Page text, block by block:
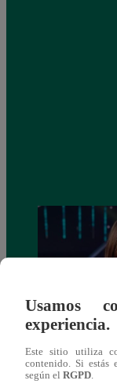
¡Imitadora de
ganadora de
Usamos
experiencia.
Este sitio utiliza
contenido. Si estás
según el RGPD.